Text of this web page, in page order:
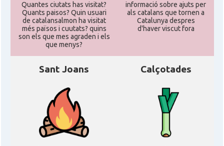
Quantes ciutats has visitat?
Quants paisos? Quin usuari
de catalansalmon ha visitat
més països i cuutats? quins
son els que mes agraden i els
que menys?
informació sobre ajuts per
als catalans que tornen a
Catalunya despres
d'haver viscut fora
Sant Joans Calçotades